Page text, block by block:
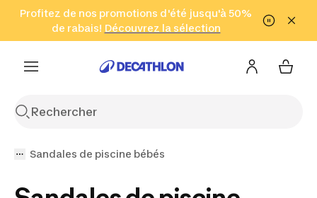
Aller à la recherche Aller au contenu Aller au pied de
Profitez de nos promotions d'été jusqu'à 50%
de rabais! Découvrez la sélection
Cliquez ici
en seulement 2 h!
(Zones sélectionnées)
Sandales de piscine bébés